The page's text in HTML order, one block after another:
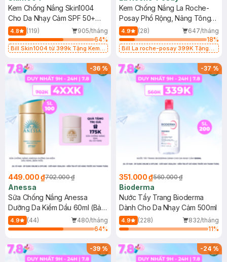
Kem Chống Nắng Skin1004
Cho Da Nhạy Cảm SPF 50+
50ml
4.8 (119)
905/tháng
64%
Bill Skin1004 từ 399k Tặng Kem
SPF 50+ 20ml (SL Có Hạn)
Kem Chống Nắng La Roche-
Posay Phổ Rộng, Nâng Tông
Kiềm Dầu 50ml
4.9 (28)
647/tháng
18%
Bill La roche-posay 399K Tặng
(SL có hạn)
-36%
449.000 ₫702.000 ₫
Anessa
Sữa Chống Nắng Anessa
Dưỡng Da Kiềm Dầu 60ml (Bản
Mới)
4.9 (44)
480/tháng
64%
-37%
351.000 ₫560.000 ₫
Bioderma
Nước Tẩy Trang Bioderma
Dành Cho Da Nhạy Cảm 500ml
4.9 (228)
832/tháng
11%
-39% -24%